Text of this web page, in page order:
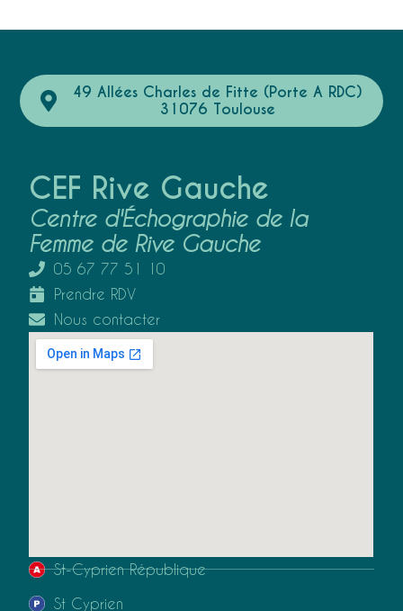
49 Allées Charles de Fitte (Porte A RDC)
31076 Toulouse
CEF Rive Gauche
Centre d'Échographie de la
Femme de Rive Gauche
05 67 77 51 10
Prendre RDV
Nous contacter
St-Cyprien République
St Cyprien